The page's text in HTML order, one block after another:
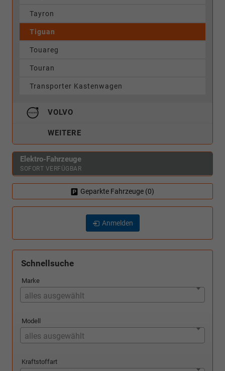
Tayron
Tiguan
Touareg
Touran
Transporter Kastenwagen
VOLVO
WEITERE
Elektro-Fahrzeuge
SOFORT VERFÜGBAR
Geparkte Fahrzeuge (0)
Anmelden
Schnellsuche
Marke
alles ausgewählt
Modell
alles ausgewählt
Kraftstoffart